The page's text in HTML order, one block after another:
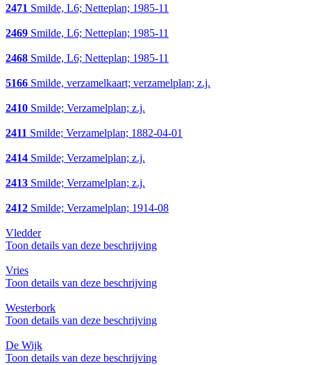
2471 Smilde, L6; Netteplan; 1985-11
2469 Smilde, L6; Netteplan; 1985-11
2468 Smilde, L6; Netteplan; 1985-11
5166 Smilde, verzamelkaart; verzamelplan; z.j.
2410 Smilde; Verzamelplan; z.j.
2411 Smilde; Verzamelplan; 1882-04-01
2414 Smilde; Verzamelplan; z.j.
2413 Smilde; Verzamelplan; z.j.
2412 Smilde; Verzamelplan; 1914-08
Vledder
Toon details van deze beschrijving
Vries
Toon details van deze beschrijving
Westerbork
Toon details van deze beschrijving
De Wijk
Toon details van deze beschrijving